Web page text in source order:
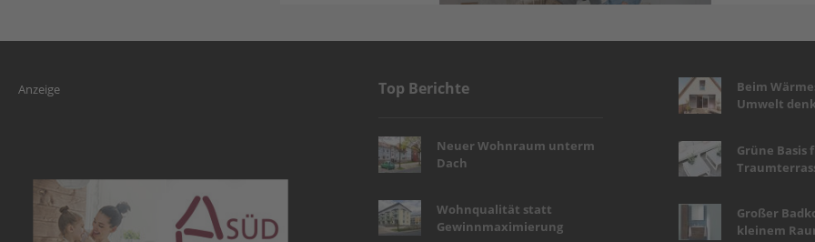
Anzeige Top Berichte
Neuer Wohnraum unterm
Dach
Wohnqualität statt
Gewinnmaximierung
Beim
Umwelt
Grüne Basis
Großer
kleinem